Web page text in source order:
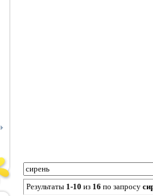
Результаты 1-10 из 16 по запросу